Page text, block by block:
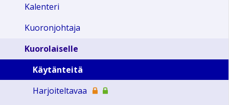
Kalenteri
Kuoronjohtaja
Kuorolaiselle
Käytänteitä
Harjoiteltavaa